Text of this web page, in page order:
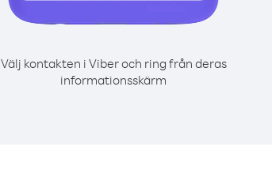
Välj kontakten i Viber och ring från deras
informationsskärm